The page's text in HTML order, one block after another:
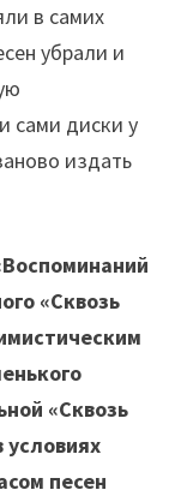
в самих
убрали и
сами диски у
издать
«Сквозь
«Сквозь
песен